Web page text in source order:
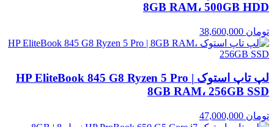
8GB RAM، 500GB HDD
تومان
لپ تاپ استوک HP EliteBook 845 G8 Ryzen 5 Pro |
8GB RAM، 256GB SSD
تومان